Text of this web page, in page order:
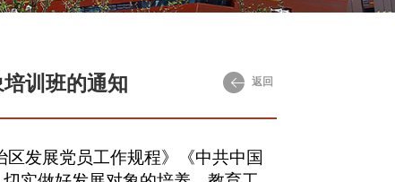
训班的通知 返回
发展党员工作规程》《中共中国